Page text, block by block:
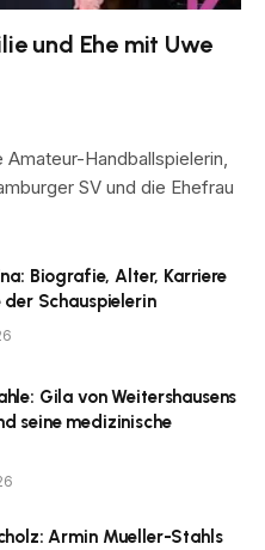
und Ehe mit Uwe
Handballspielerin,
SV und die Ehefrau
Biografie, Alter, Karriere
der Schauspielerin
Gila von Weitershausens
seine medizinische
Armin Mueller-Stahls